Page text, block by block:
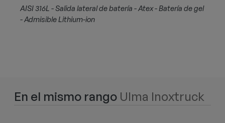
AISI 316L - Salida lateral de batería - Atex - Batería de gel
- Admisible Lithium-ion
En el mismo rango Ulma Inoxtruck